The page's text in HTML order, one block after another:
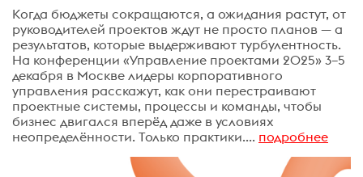
Когда бюджеты сокращаются, а ожидания растут, от
руководителей проектов ждут не просто планов — а
результатов, которые выдерживают турбулентность.
На конференции «Управление проектами 2025» 3–5
декабря в Москве лидеры корпоративного
управления расскажут, как они перестраивают
проектные системы, процессы и команды, чтобы
бизнес двигался вперёд даже в условиях
неопределённости. Только практики.... подробнее